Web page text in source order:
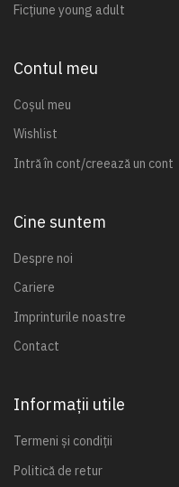
Ficțiune young adult
Contul meu
Coșul meu
Wishlist
Intră în cont/creează un cont
Cine suntem
Despre noi
Cariere
Imprinturile noastre
Contact
Informații utile
Termeni și condiții
Politică de retur